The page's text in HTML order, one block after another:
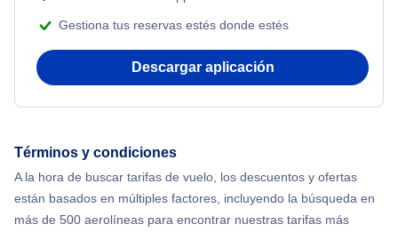
Flights from Nueva York to Mumbai
Flights from Shanghai to Nueva York
Flights from Nueva York to Hong Kong
Gestiona tus reservas estés donde estés
Descargar aplicación
Términos y condiciones
A la hora de buscar tarifas de vuelo, los descuentos y ofertas
están basados en múltiples factores, incluyendo la búsqueda en
más de 500 aerolíneas para encontrar nuestras tarifas más